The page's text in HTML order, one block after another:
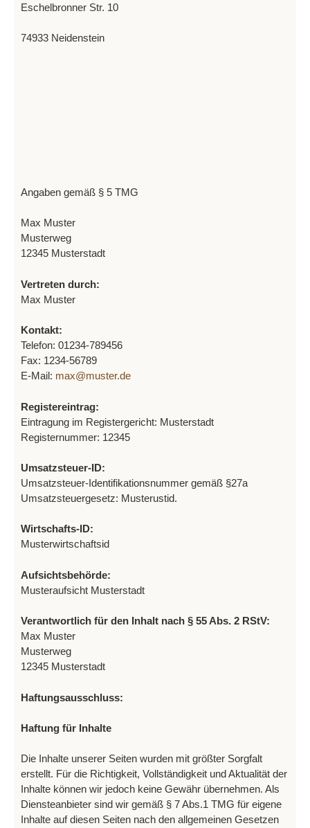
Eschelbronner Str. 10
74933 Neidenstein
Angaben gemäß § 5 TMG
Max Muster
Musterweg
12345 Musterstadt
Vertreten durch:
Max Muster
Kontakt:
Telefon: 01234-789456
Fax: 1234-56789
E-Mail: max@muster.de
Registereintrag:
Eintragung im Registergericht: Musterstadt
Registernummer: 12345
Umsatzsteuer-ID:
Umsatzsteuer-Identifikationsnummer gemäß §27a
Umsatzsteuergesetz: Musterustid.
Wirtschafts-ID:
Musterwirtschaftsid
Aufsichtsbehörde:
Musteraufsicht Musterstadt
Verantwortlich für den Inhalt nach § 55 Abs. 2 RStV:
Max Muster
Musterweg
12345 Musterstadt
Haftungsausschluss:
Haftung für Inhalte
Die Inhalte unserer Seiten wurden mit größter Sorgfalt
erstellt. Für die Richtigkeit, Vollständigkeit und Aktualität der
Inhalte können wir jedoch keine Gewähr übernehmen. Als
Diensteanbieter sind wir gemäß § 7 Abs.1 TMG für eigene
Inhalte auf diesen Seiten nach den allgemeinen Gesetzen